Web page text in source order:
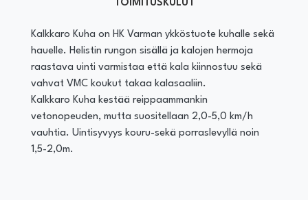
TOIMITUSKULUT
Kalkkaro Kuha on HK Varman ykköstuote kuhalle sekä
hauelle. Helistin rungon sisällä ja kalojen hermoja
raastava uinti varmistaa että kala kiinnostuu sekä
vahvat VMC koukut takaa kalasaaliin.
Kalkkaro Kuha kestää reippaammankin
vetonopeuden, mutta suositellaan 2,0-5,0 km/h
vauhtia. Uintisyvyys kouru-sekä porraslevyllä noin
1,5-2,0m.